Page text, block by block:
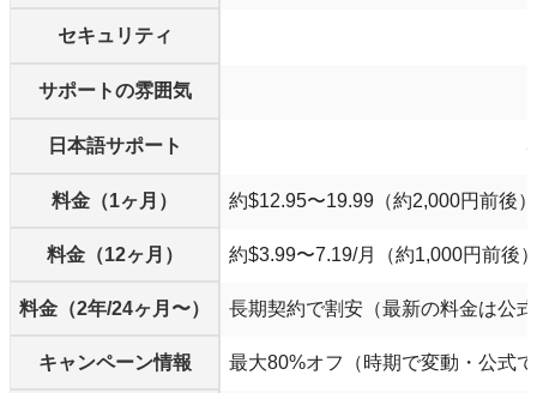
セキュリティ
サポートの雰囲気
日本語サポート
料金（1ヶ月） 約$12.95〜19.99（約2,000円前後）
料金（12ヶ月） 約$3.99〜7.19/月（約1,000円前後
料金（2年/24ヶ月〜） 長期契約で割安（最新の料金は公
キャンペーン情報 最大80%オフ（時期で変動・公式